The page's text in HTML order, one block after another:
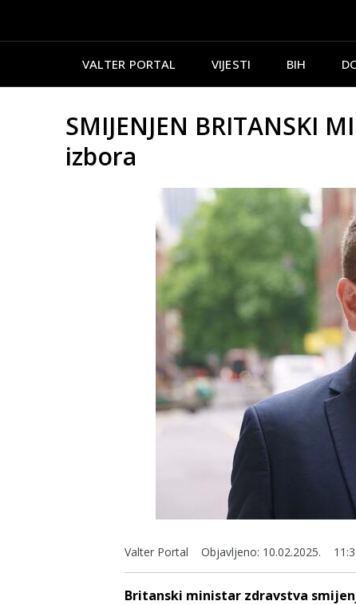
VALTER PORTAL VIJESTI BIH
SMIJENJEN BRITANSKI
izbora
Valter Portal Objavljeno: 10.02.2025.
Britanski ministar zdravstva